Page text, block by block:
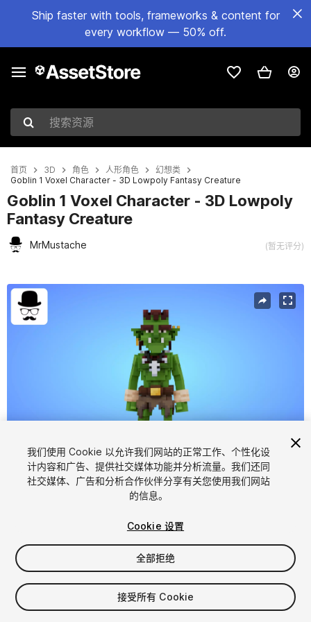
Ship faster with tools, frameworks & content for
every workflow — 50% off.
搜索资源
首页 3D 角色 人形角色
幻想类
Goblin 1 Voxel Character - 3D Lowpoly Fantasy Creature
Goblin 1 Voxel Character - 3D Lowpoly
Fantasy Creature
MrMustache (暂无评分)
当前幻灯片：1 / 7
1/7
$5.99
增值税将在结算时计算
我们使用 Cookie 以允许我们网站的正常工作、个性化设
计内容和广告、提供社交媒体功能并分析流量。我们还同
社交媒体、广告和分析合作伙伴分享有关您使用我们网站
的信息。
Cookie 设置
全部拒绝
接受所有 Cookie